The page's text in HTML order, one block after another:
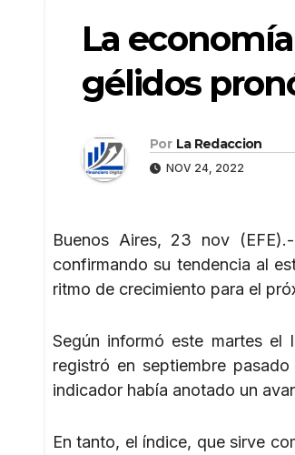
La
gélidos
Por La Redaccion
NOV 24, 2022
Buenos Aires, 23 nov
confirmando su tendencia al
ritmo de crecimiento para el
Según informó este martes el
registró en septiembre
indicador había anotado un
En tanto, el índice, que sirve